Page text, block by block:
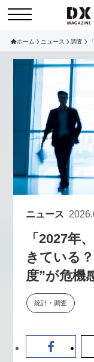
セミナー
サービスメニュー
セミナー
セミナー
ホーム ニュース 調査
ニュース
「2027年
きている
度”が危機
統計・調査